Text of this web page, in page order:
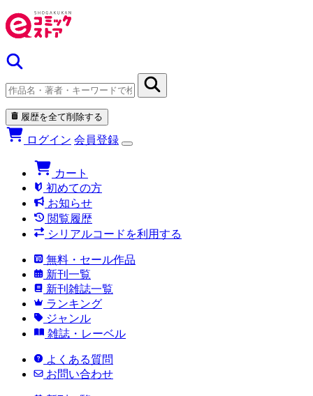
履歴を全て削除する
ログイン 会員登録
カート
初めての方
お知らせ
閲覧履歴
シリアルコードを利用する
無料・セール作品
新刊一覧
新刊雑誌一覧
ランキング
ジャンル
雑誌・レーベル
よくある質問
お問い合わせ